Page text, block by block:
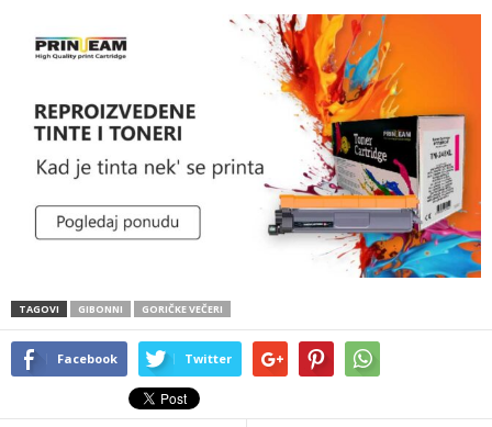
TAGOVI GIBONNI GORIČKE VEČERI
Facebook Twitter